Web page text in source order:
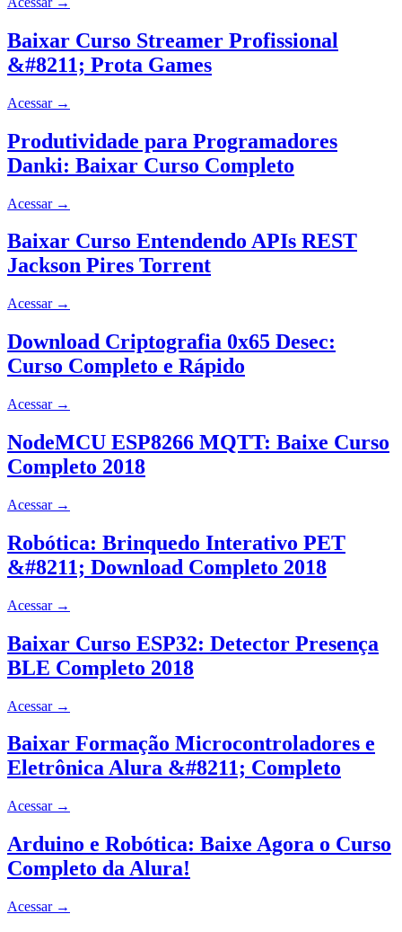
Baixar Curso Streamer Profissional
&#8211; Prota Games
Acessar →
Produtividade para Programadores
Danki: Baixar Curso Completo
Acessar →
Baixar Curso Entendendo APIs REST
Jackson Pires Torrent
Acessar →
Download Criptografia 0x65 Desec:
Curso Completo e Rápido
Acessar →
NodeMCU ESP8266 MQTT: Baixe Curso
Completo 2018
Acessar →
Robótica: Brinquedo Interativo PET
&#8211; Download Completo 2018
Acessar →
Baixar Curso ESP32: Detector Presença
BLE Completo 2018
Acessar →
Baixar Formação Microcontroladores e
Eletrônica Alura &#8211; Completo
Acessar →
Arduino e Robótica: Baixe Agora o Curso
Completo da Alura!
Acessar →